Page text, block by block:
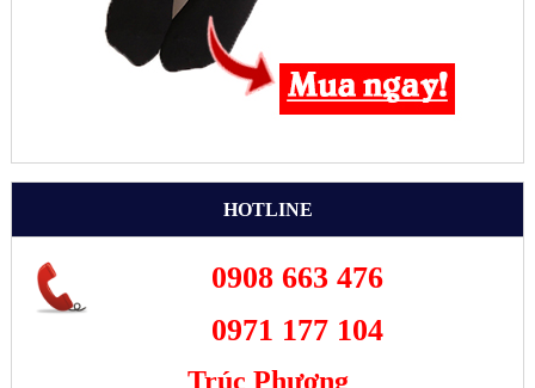
HOTLINE
0908 663 476
0971 177 104
Trúc Phương